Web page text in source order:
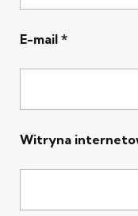
E-mail *
Witryna